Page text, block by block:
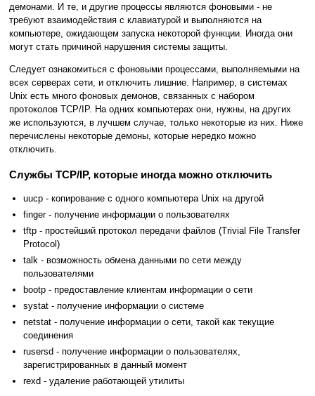
демонами. И те, и другие процессы являются фоновыми - не
требуют взаимодействия с клавиатурой и выполняются на
компьютере, ожидающем запуска некоторой функции. Иногда они
могут стать причиной нарушения системы защиты.
Следует ознакомиться с фоновыми процессами, выполняемыми на
всех серверах сети, и отключить лишние. Например, в системах
Unix есть много фоновых демонов, связанных с набором
протоколов TCP/IP. На одних компьютерах они, нужны, на других
же используются, в лучшем случае, только некоторые из них. Ниже
перечислены некоторые демоны, которые нередко можно
отключить.
Службы TCP/IP, которые иногда можно отключить
uucp - копирование с одного компьютера Unix на другой
finger - получение информации о пользователях
tftp - простейший протокол передачи файлов (Trivial File Transfer
Protocol)
talk - возможность обмена данными по сети между
пользователями
bootp - предоставление клиентам информации о сети
systat - получение информации о системе
netstat - получение информации о сети, такой как текущие
соединения
rusersd - получение информации о пользователях,
зарегистрированных в данный момент
rexd - удаление работающей утилиты